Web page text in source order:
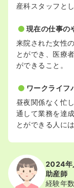
産科スタッフと
現在の仕事の
来院された女性
とができ、医療
ができること。
ワークライフ
昼夜関係なく忙
通して業務を達
とができる人に
2024年
助産師
経験年